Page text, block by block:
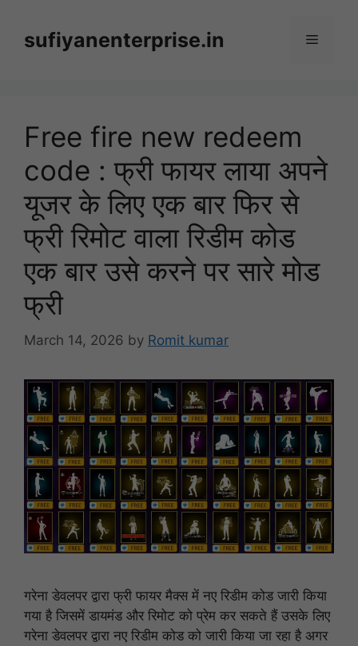
contentsufiyanenterprise.in Menu
Free fire new redeem
code : फ्री फायर लाया अपने
यूजर के लिए एक बार फिर से
फ्री रिमोट वाला रिडीम कोड
एक बार उसे करने पर सारे मोड
फ्री
March 14, 2026 by Romit kumar
गरेना डेवलपर द्वारा फ्री फायर मैक्स में नए रिडीम कोड जारी किया
गया है जिसमें डायमंड और रिमोट को प्रेम कर सकते हैं उसके लिए
गरेना डेवलपर द्वारा नए रिडीम कोड को जारी किया जा रहा है अगर